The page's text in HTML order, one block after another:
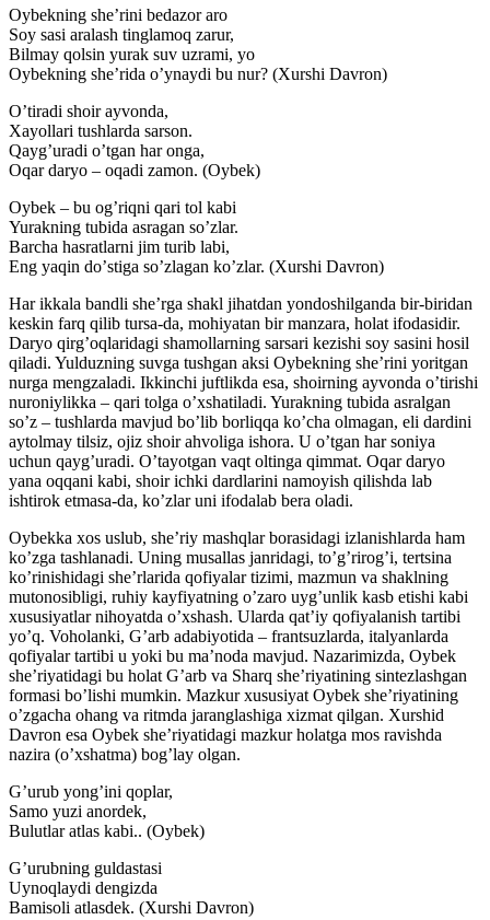
Oybekning sheʼrini bedazor aro
Soy sasi aralash tinglamoq zarur,
Bilmay qolsin yurak suv uzrami, yo
Oybekning sheʼrida oʼynaydi bu nur? (Xurshi Davron)
Oʼtiradi shoir ayvonda,
Xayollari tushlarda sarson.
Qaygʼuradi oʼtgan har onga,
Oqar daryo – oqadi zamon. (Oybek)
Oybek – bu ogʼriqni qari tol kabi
Yurakning tubida asragan soʼzlar.
Barcha hasratlarni jim turib labi,
Eng yaqin doʼstiga soʼzlagan koʼzlar. (Xurshi Davron)
Har ikkala bandli sheʼrga shakl jihatdan yondoshilganda bir-biridan
keskin farq qilib tursa-da, mohiyatan bir manzara, holat ifodasidir.
Daryo qirgʼoqlaridagi shamollarning sarsari kezishi soy sasini hosil
qiladi. Yulduzning suvga tushgan aksi Oybekning sheʼrini yoritgan
nurga mengzaladi. Ikkinchi juftlikda esa, shoirning ayvonda oʼtirishi
nuroniylikka – qari tolga oʼxshatiladi. Yurakning tubida asralgan
soʼz – tushlarda mavjud boʼlib borliqqa koʼcha olmagan, eli dardini
aytolmay tilsiz, ojiz shoir ahvoliga ishora. U oʼtgan har soniya
uchun qaygʼuradi. Oʼtayotgan vaqt oltinga qimmat. Oqar daryo
yana oqqani kabi, shoir ichki dardlarini namoyish qilishda lab
ishtirok etmasa-da, koʼzlar uni ifodalab bera oladi.
Oybekka xos uslub, sheʼriy mashqlar borasidagi izlanishlarda ham
koʼzga tashlanadi. Uning musallas janridagi, toʼgʼrirogʼi, tertsina
koʼrinishidagi sheʼrlarida qofiyalar tizimi, mazmun va shaklning
mutonosibligi, ruhiy kayfiyatning oʼzaro uygʼunlik kasb etishi kabi
xususiyatlar nihoyatda oʼxshash. Ularda qatʼiy qofiyalanish tartibi
yoʼq. Voholanki, Gʼarb adabiyotida – frantsuzlarda, italyanlarda
qofiyalar tartibi u yoki bu maʼnoda mavjud. Nazarimizda, Oybek
sheʼriyatidagi bu holat Gʼarb va Sharq sheʼriyatining sintezlashgan
formasi boʼlishi mumkin. Mazkur xususiyat Oybek sheʼriyatining
oʼzgacha ohang va ritmda jaranglashiga xizmat qilgan. Xurshid
Davron esa Oybek sheʼriyatidagi mazkur holatga mos ravishda
nazira (oʼxshatma) bogʼlay olgan.
Gʼurub yongʼini qoplar,
Samo yuzi anordek,
Bulutlar atlas kabi.. (Oybek)
Gʼurubning guldastasi
Uynoqlaydi dengizda
Bamisoli atlasdek. (Xurshi Davron)